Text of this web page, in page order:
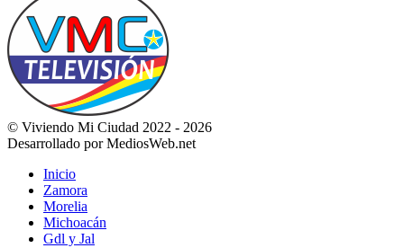
© Viviendo Mi Ciudad 2022 - 2026
Desarrollado por MediosWeb.net
Inicio
Zamora
Morelia
Michoacán
Gdl y Jal